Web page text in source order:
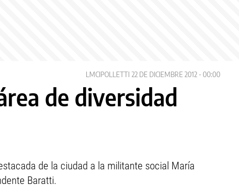
LMCIPOLLETTI 22 DE DICIEMBRE 2012 - 00:00
de diversidad
de la ciudad a la militante social María
Baratti.